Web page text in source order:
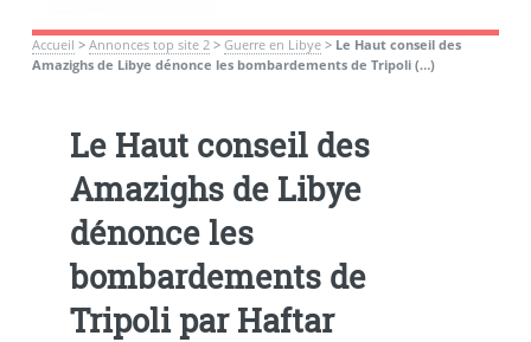
Accueil > Annonces top site 2> Guerre en Libye> Le Haut conseil des
Amazighs de Libye dénonce les bombardements de Tripoli (…)
Le Haut conseil des
Amazighs de Libye
dénonce les
bombardements de
Tripoli par Haftar